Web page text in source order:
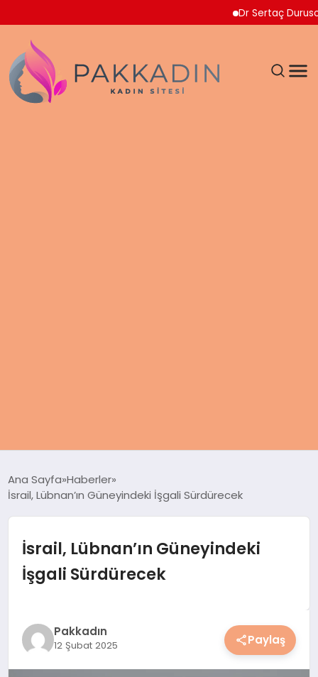
Dr Sertaç Durusoy
KADIN
SAĞLIK
MAGAZIN
YAŞAM
Ana Sayfa Haberler
İsrail, Lübnan’ın Güneyindeki İşgali Sürdürecek
İsrail, Lübnan’ın Güneyindeki
İşgali Sürdürecek
Pakkadın
12 Şubat 2025 Paylaş